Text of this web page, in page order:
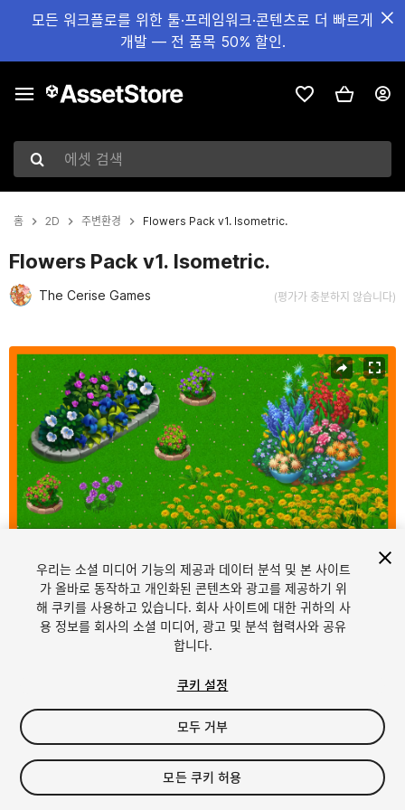
모든 워크플로를 위한 툴·프레임워크·콘텐츠로 더 빠르게
개발 — 전 품목 50% 할인.
에셋 검색
홈 2D 주변환경 Flowers Pack v1. Isometric.
Flowers Pack v1. Isometric.
The Cerise Games (평가가 충분하지 않습니다)
현재 슬라이드: 1 / 5
1/5
$4.99
세금/부가세는 결제 시 반영됩니다.
우리는 소셜 미디어 기능의 제공과 데이터 분석 및 본 사이트
가 올바로 동작하고 개인화된 콘텐츠와 광고를 제공하기 위
해 쿠키를 사용하고 있습니다. 회사 사이트에 대한 귀하의 사
용 정보를 회사의 소셜 미디어, 광고 및 분석 협력사와 공유
합니다.
쿠키 설정
모두 거부
모든 쿠키 허용